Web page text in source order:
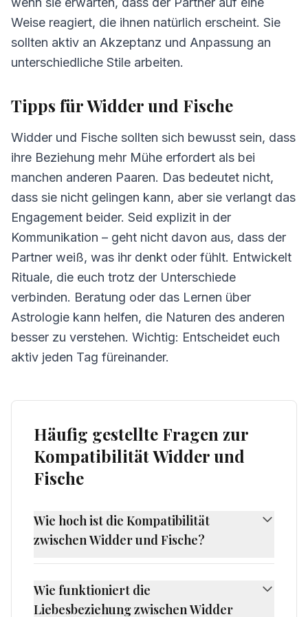
Weise reagiert, die ihnen natürlich erscheint. Sie
sollten aktiv an Akzeptanz und Anpassung an
unterschiedliche Stile arbeiten.
Tipps für Widder und Fische
Widder und Fische sollten sich bewusst sein, dass
ihre Beziehung mehr Mühe erfordert als bei
manchen anderen Paaren. Das bedeutet nicht,
dass sie nicht gelingen kann, aber sie verlangt das
Engagement beider. Seid explizit in der
Kommunikation – geht nicht davon aus, dass der
Partner weiß, was ihr denkt oder fühlt. Entwickelt
Rituale, die euch trotz der Unterschiede
verbinden. Beratung oder das Lernen über
Astrologie kann helfen, die Naturen des anderen
besser zu verstehen. Wichtig: Entscheidet euch
aktiv jeden Tag füreinander.
Häufig gestellte Fragen zur
Kompatibilität Widder und
Fische
Wie hoch ist die Kompatibilität
zwischen Widder und Fische?
Die Kompatibilität zwischen Widder und
Fische beträgt 50%, was als herausfordernde
Kompatibilität gilt. Widder und Fische haben
Wie funktioniert die
Liebesbeziehung zwischen Widder